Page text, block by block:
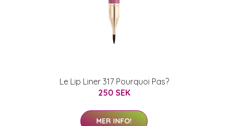
Le Lip Liner 317 Pourquoi Pas?
250 SEK
MER INFO!